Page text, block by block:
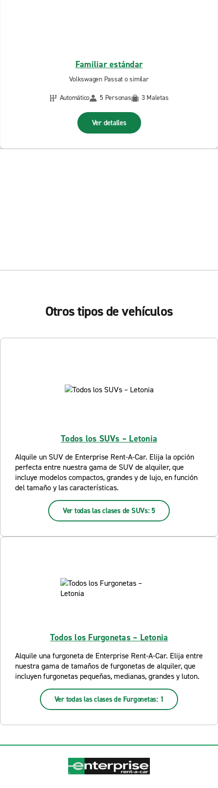
Familiar estándar
Volkswagen Passat o similar
Automático
5 Personas 3 Maletas
Ver detalles
Otros tipos de vehículos
Todos los SUVs – Letonia
Alquile un SUV de Enterprise Rent-A-Car. Elija la opción
perfecta entre nuestra gama de SUV de alquiler, que
incluye modelos compactos, grandes y de lujo, en función
del tamaño y las características.
Ver todas las clases de SUVs: 5
Todos los Furgonetas – Letonia
Alquile una furgoneta de Enterprise Rent-A-Car. Elija entre
nuestra gama de tamaños de furgonetas de alquiler, que
incluyen furgonetas pequeñas, medianas, grandes y luton.
Ver todas las clases de Furgonetas: 1